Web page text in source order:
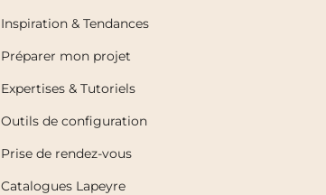
Inspiration & Tendances
Préparer mon projet
Expertises & Tutoriels
Outils de configuration
Prise de rendez-vous
Catalogues Lapeyre